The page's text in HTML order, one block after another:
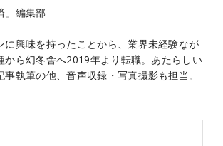
」編集部
に興味を持ったことから、業界未経験なが
から幻冬舎へ2019年より転職。あたらしい
執筆の他、音声収録・写真撮影も担当。